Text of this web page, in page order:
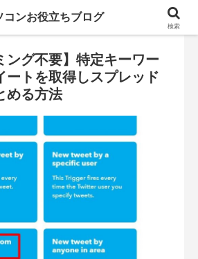
ング不要】特定キーワー
ートを取得しスプレッド
める方法
コンお役立ちブログ
検索